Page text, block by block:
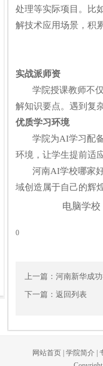
处理等实际项目。比
解技术应用场景，积
实战派师资
学院授课教师不仅
解知识要点。遇到复
优质学习环境
学院为AI学习配备
环境，让学生提前适
河南AI学校哪家好
域创造属于自己的辉
电脑学校
0
上一篇： 河南新华成
下一篇： 返回列表
网站首页 学院简介